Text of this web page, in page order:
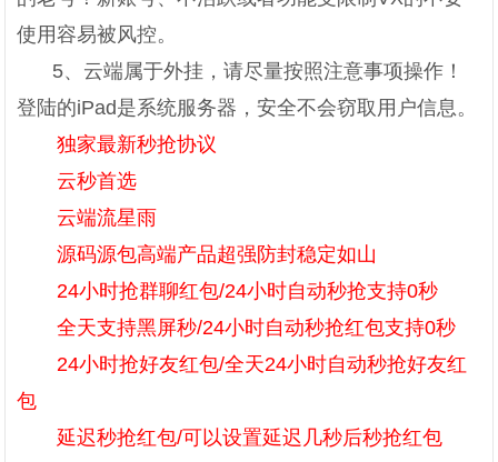
使用容易被风控。
5、云端属于外挂，请尽量按照注意事项操作！
登陆的iPad是系统服务器，安全不会窃取用户信息。
独家最新秒抢协议
云秒首选
云端流星雨
源码源包高端产品超强防封稳定如山
24小时抢群聊红包/24小时自动秒抢支持0秒
全天支持黑屏秒/24小时自动秒抢红包支持0秒
24小时抢好友红包/全天24小时自动秒抢好友红
包
延迟秒抢红包/可以设置延迟几秒后秒抢红包